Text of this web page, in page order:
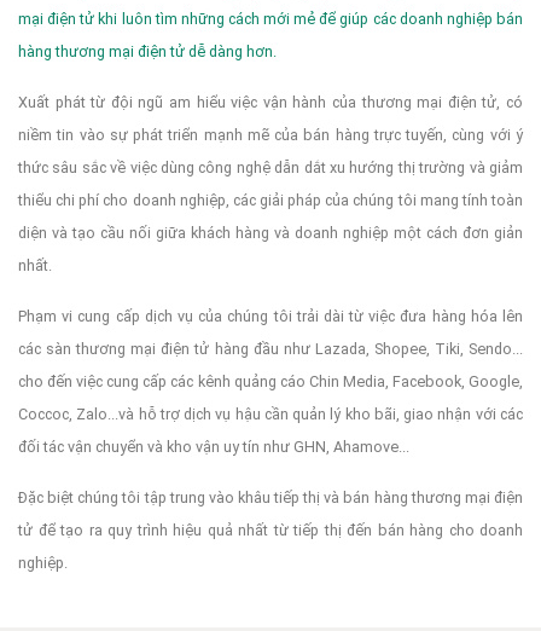
mại điện tử khi luôn tìm những cách mới mẻ để giúp các doanh nghiệp bán
hàng thương mại điện tử dễ dàng hơn.
Xuất phát từ đội ngũ am hiểu việc vận hành của thương mại điện tử, có
niềm tin vào sự phát triển mạnh mẽ của bán hàng trực tuyến, cùng với ý
thức sâu sắc về việc dùng công nghệ dẫn dắt xu hướng thị trường và giảm
thiểu chi phí cho doanh nghiệp, các giải pháp của chúng tôi mang tính toàn
diện và tạo cầu nối giữa khách hàng và doanh nghiệp một cách đơn giản
nhất.
Phạm vi cung cấp dịch vụ của chúng tôi trải dài từ việc đưa hàng hóa lên
các sàn thương mại điện tử hàng đầu như Lazada, Shopee, Tiki, Sendo...
cho đến việc cung cấp các kênh quảng cáo Chin Media, Facebook, Google,
Coccoc, Zalo...và hỗ trợ dịch vụ hậu cần quản lý kho bãi, giao nhận với các
đối tác vận chuyển và kho vận uy tín như GHN, Ahamove...
Đặc biệt chúng tôi tập trung vào khâu tiếp thị và bán hàng thương mại điện
tử để tạo ra quy trình hiệu quả nhất từ tiếp thị đến bán hàng cho doanh
nghiệp.